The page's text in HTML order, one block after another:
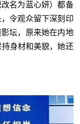
名为蓝心妍）都备
令观众留下深刻印
坛，原来她在内地
身材和美貌，她还